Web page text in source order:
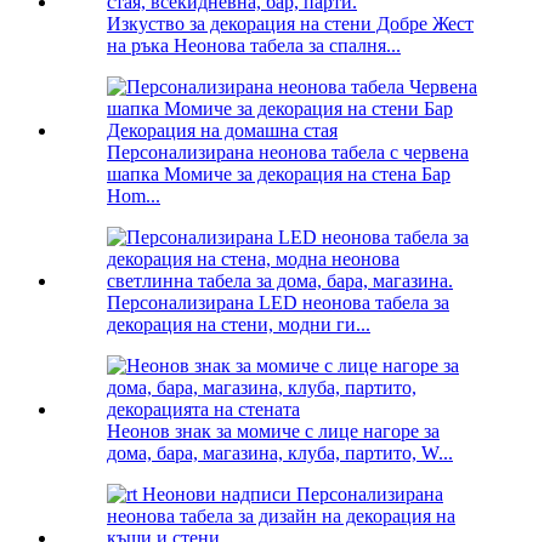
Изкуство за декорация на стени Добре Жест
на ръка Неонова табела за спалня...
Персонализирана неонова табела с червена
шапка Момиче за декорация на стена Бар
Hom...
Персонализирана LED неонова табела за
декорация на стени, модни ги...
Неонов знак за момиче с лице нагоре за
дома, бара, магазина, клуба, партито, W...